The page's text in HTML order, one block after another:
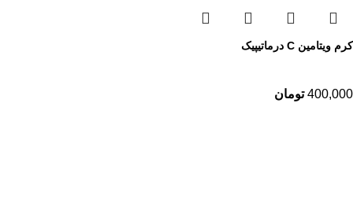
کرم ویتامین C درماتیپیک
400,000 تومان